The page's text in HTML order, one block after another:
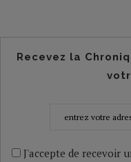
Recevez la
J'accepte de recevoir